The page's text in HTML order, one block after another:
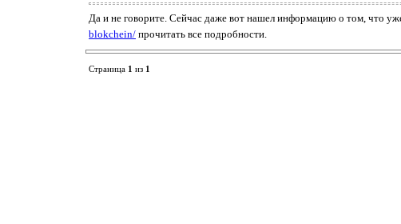
Да и не говорите. Сейчас даже вот нашел информацию о том, что
blokchein/ прочитать все подробности.
Страница 1 из 1